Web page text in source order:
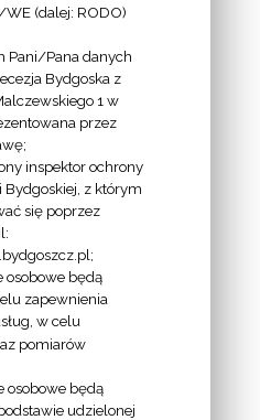
(dalej: RODO)
Pani/Pana danych
Bydgoska z
1 w
przez
inspektor ochrony
z którym
się poprzez
osobowe będą
zapewnienia
w celu
pomiarów
osobowe będą
udzielonej